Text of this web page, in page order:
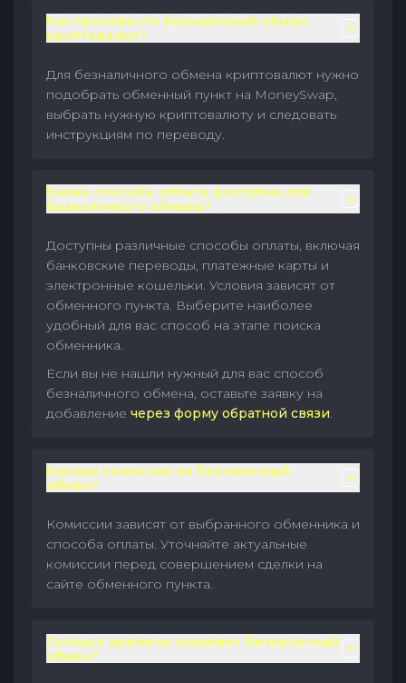
Как произвести безналичный обмен
криптовалют?
Для безналичного обмена криптовалют нужно
подобрать обменный пункт на MoneySwap,
выбрать нужную криптовалюту и следовать
инструкциям по переводу.
Какие способы оплаты доступны для
безналичного обмена?
Доступны различные способы оплаты, включая
банковские переводы, платежные карты и
электронные кошельки. Условия зависят от
обменного пункта. Выберите наиболее
удобный для вас способ на этапе поиска
обменника.
Если вы не нашли нужный для вас способ
безналичного обмена, оставьте заявку на
добавление через форму обратной связи.
Каковы комиссии за безналичный
обмен?
Комиссии зависят от выбранного обменника и
способа оплаты. Уточняйте актуальные
комиссии перед совершением сделки на
сайте обменного пункта.
Сколько времени занимает безналичный
обмен?